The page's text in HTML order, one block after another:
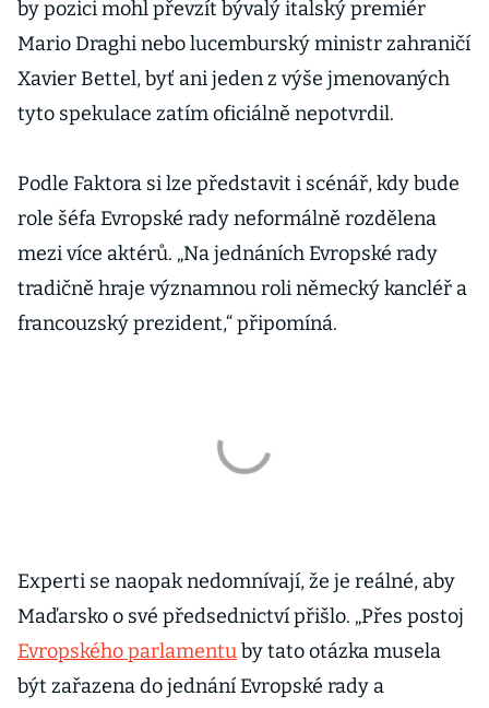
by pozici mohl převzít bývalý italský premiér
Mario Draghi nebo lucemburský ministr zahraničí
Xavier Bettel, byť ani jeden z výše jmenovaných
tyto spekulace zatím oficiálně nepotvrdil.
Podle Faktora si lze představit i scénář, kdy bude
role šéfa Evropské rady neformálně rozdělena
mezi více aktérů. „Na jednáních Evropské rady
tradičně hraje významnou roli německý kancléř a
francouzský prezident,“ připomíná.
Experti se naopak nedomnívají, že je reálné, aby
Maďarsko o své předsednictví přišlo. „Přes postoj
Evropského parlamentuby tato otázka musela
být zařazena do jednání Evropské rady a